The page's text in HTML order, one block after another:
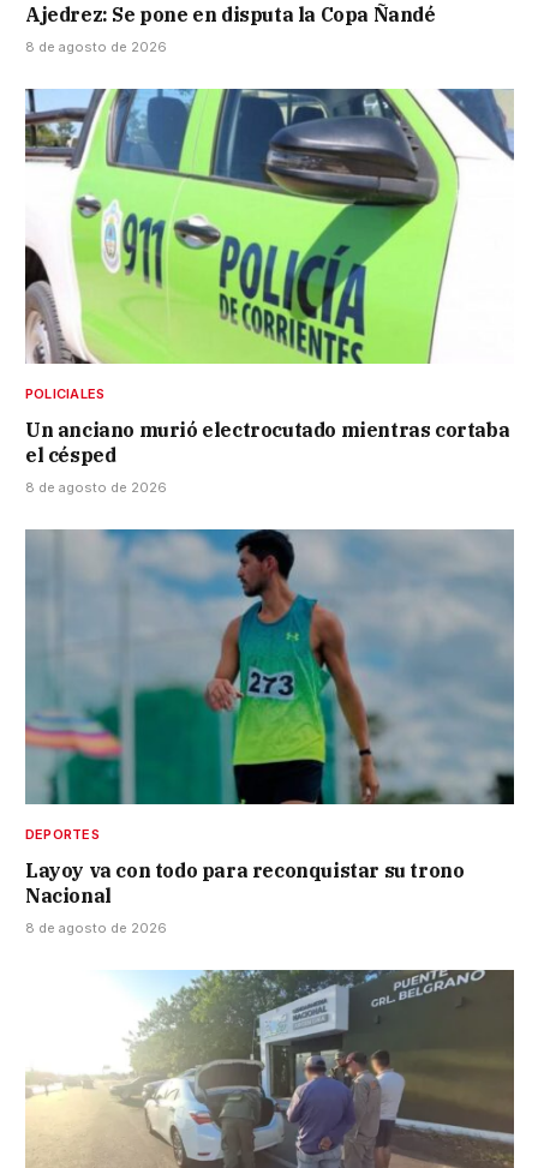
Ajedrez: Se pone en disputa la Copa Ñandé
8 de agosto de 2026
POLICIALES
Un anciano murió electrocutado mientras cortaba
el césped
8 de agosto de 2026
DEPORTES
Layoy va con todo para reconquistar su trono
Nacional
8 de agosto de 2026